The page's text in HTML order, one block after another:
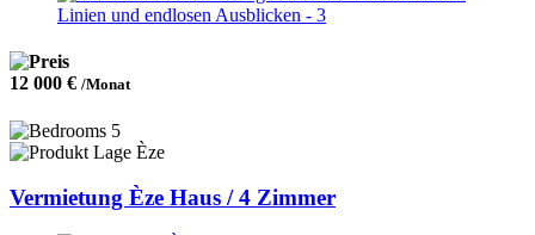
12 000 € /Monat
5
Èze
Vermietung Èze Haus / 4 Zimmer